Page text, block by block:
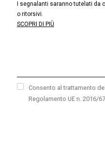
I segnalanti saranno tutelati
o ritorsivi.
SCOPRI DI PIÙ
Consento al trattamento
Regolamento UE n. 2016/